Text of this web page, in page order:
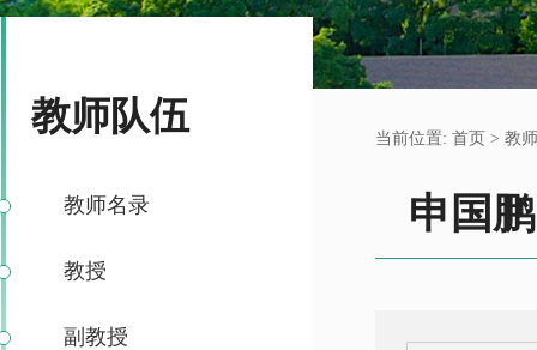
教师队伍
教师名录
教授
副教授
当前位置: 首页 > 教
申国鹏